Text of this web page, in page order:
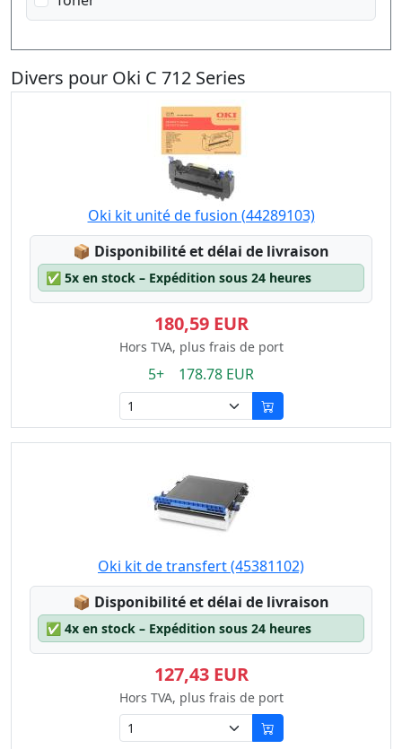
Divers pour Oki C 712 Series
Oki kit unité de fusion (44289103)
📦 Lagerstatus:
Disponibilité et délai de livraison
✅ 5x en stock – Expédition sous 24 heures
180,59 EUR
Hors TVA, plus frais de port
5+ 178.78 EUR
Oki kit de transfert (45381102)
📦 Lagerstatus:
Disponibilité et délai de livraison
✅ 4x en stock – Expédition sous 24 heures
127,43 EUR
Hors TVA, plus frais de port